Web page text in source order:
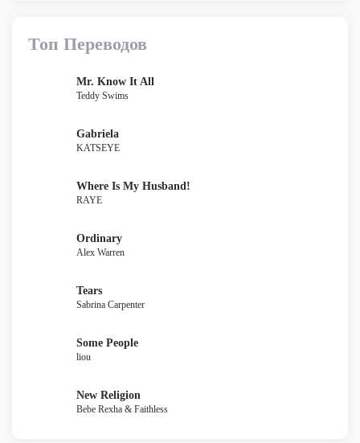
Топ Переводов
Mr. Know It All
Teddy Swims
Gabriela
KATSEYE
Where Is My Husband!
RAYE
Ordinary
Alex Warren
Tears
Sabrina Carpenter
Some People
liou
New Religion
Bebe Rexha & Faithless